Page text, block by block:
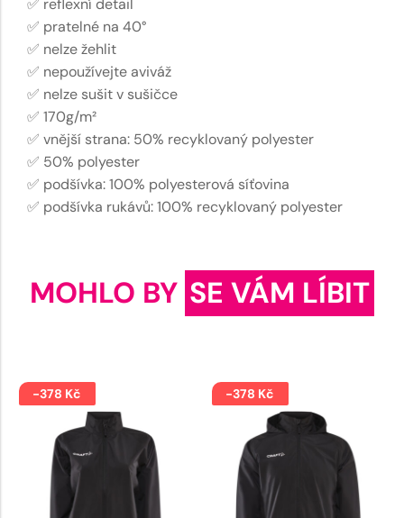
✅ pratelné na 40°
✅ nelze žehlit
✅ nepoužívejte aviváž
✅ nelze sušit v sušičce
✅ 170g/m²
✅ vnější strana: 50% recyklovaný polyester
✅ 50% polyester
✅ podšívka: 100% polyesterová síťovina
✅ podšívka rukávů: 100% recyklovaný polyester
MOHLO BY SE VÁM LÍBIT
-378 Kč -378 Kč